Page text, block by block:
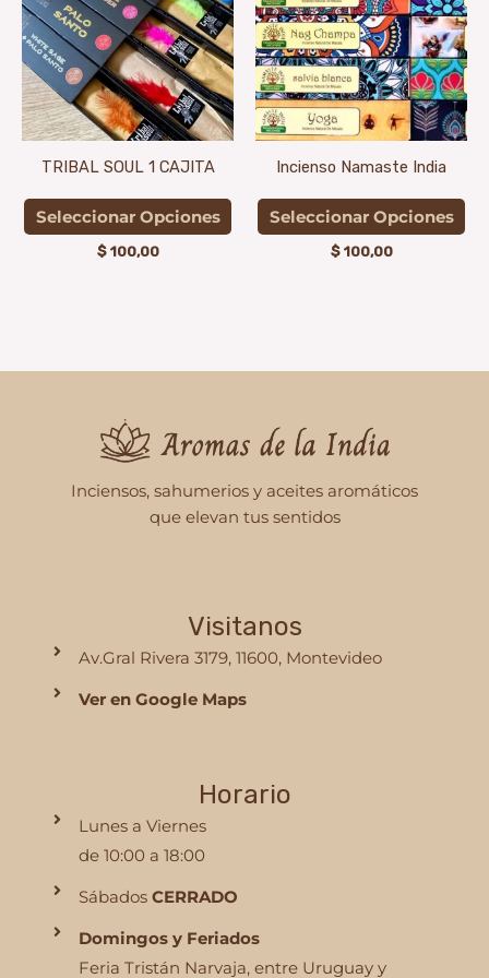
TRIBAL SOUL 1 CAJITA
Seleccionar Opciones
múltiples
variantes.
Las
opciones
pueden
elegir
en
$100,00
Incienso Namaste India
Seleccionar Opciones
en
$100,00
Inciensos, sahumerios y aceites aromáticos
que elevan tus sentidos
Visitanos
Av.Gral Rivera 3179, 11600, Montevideo
Ver en Google Maps
Horario
Lunes a Viernes
de 10:00 a 18:00
Sábados CERRADO
Domingos y Feriados
Feria Tristán Narvaja, entre Uruguay y